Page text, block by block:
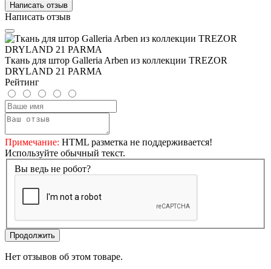
Написать отзыв
Написать отзыв
Ткань для штор Galleria Arben из коллекции TREZOR
DRYLAND 21 PARMA
Рейтинг
Примечание: HTML разметка не поддерживается!
Используйте обычный текст.
Вы ведь не робот?
Продолжить
Нет отзывов об этом товаре.